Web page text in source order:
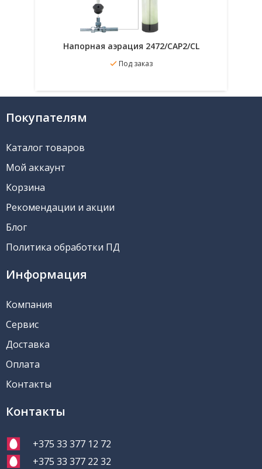
Напорная аэрация 2472/СAP2/CL
Под заказ
В избранное Подробнее
Покупателям
Каталог товаров
Мой аккаунт
Корзина
Рекомендации и акции
Блог
Политика обработки ПД
Информация
Компания
Сервис
Доставка
Оплата
Контакты
Контакты
+375 33 377 12 72
+375 33 377 22 32